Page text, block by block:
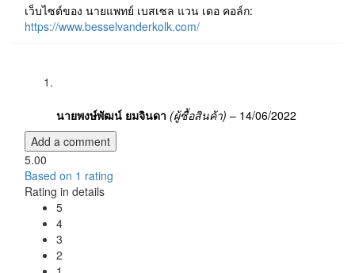
เว็บไซต์ของ นายแพทย์ เบสเซล แวน เดอ คอล์ก:
https://www.besselvanderkolk.com/
นายพงษ์พัฒน์ ยมจินดา (ผู้ซื้อสินค้า) – 14/06/2022
Add a comment
5.00
Based on 1 rating
Rating in details
5
4
3
2